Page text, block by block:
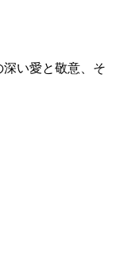
深い愛と敬意、そ